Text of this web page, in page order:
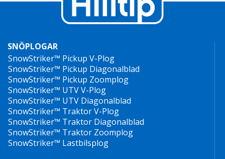
SNÖPLOGAR
SnowStriker™ Pickup V-Plog
SnowStriker™ Pickup Diagonalblad
SnowStriker™ Pickup Zoomplog
SnowStriker™ UTV V-Plog
SnowStriker™ UTV Diagonalblad
SnowStriker™ Traktor V-Plog
SnowStriker™ Traktor Diagonalblad
SnowStriker™ Traktor Zoomplog
SnowStriker™ Lastbilsplog